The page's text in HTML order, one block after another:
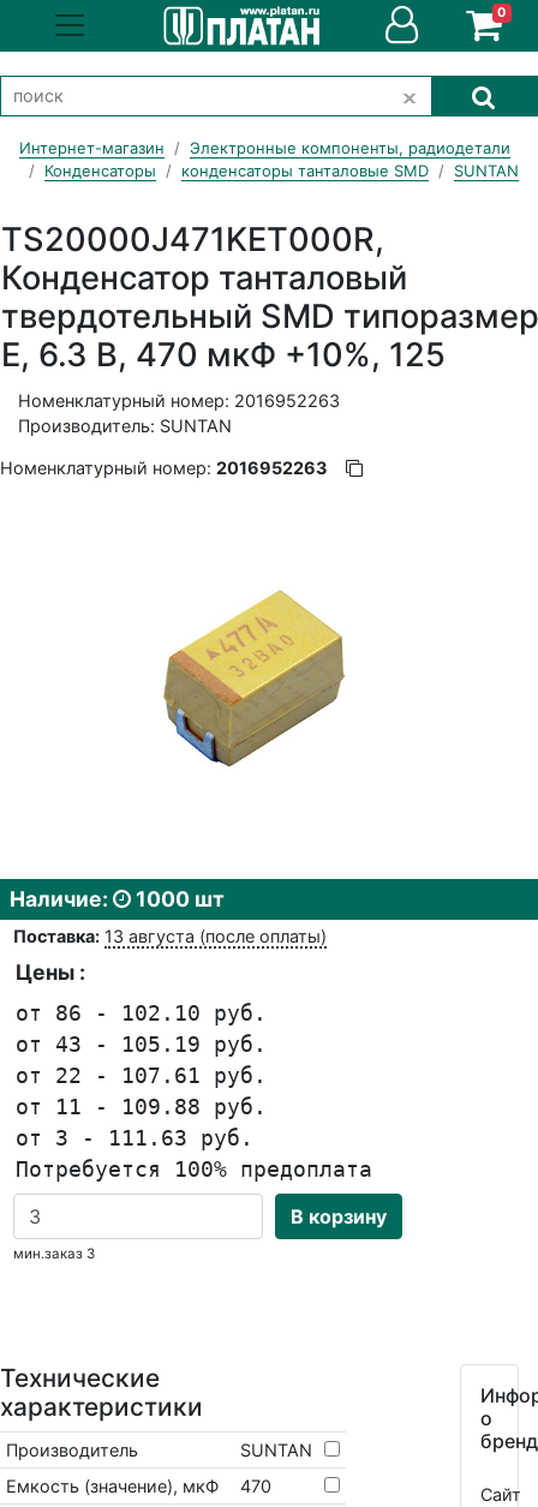
0
Интернет-магазин
Электронные компоненты, радиодетали
Конденсаторы
конденсаторы танталовые SMD SUNTAN
TS20000J471KET000R,
Конденсатор танталовый
твердотельный SMD типоразмер
E, 6.3 В, 470 мкФ +10%, 125
Номенклатурный номер: 2016952263
Производитель: SUNTAN
Номенклатурный номер: 2016952263
Наличие: 1000 шт
Поставка: 13 августа (после оплаты)
Цены :
от 86 - 102.10 руб.
от 43 - 105.19 руб.
от 22 - 107.61 руб.
от 11 - 109.88 руб.
от 3 - 111.63 руб.
Потребуется 100% предоплата
В корзину
мин.заказ 3
Технические
характеристики
Производитель
SUNTAN
Емкость (значение), мкФ
470
о
Сайт